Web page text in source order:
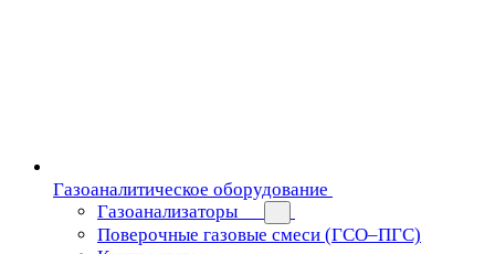
Газоаналитическое оборудование
Газоанализаторы
Поверочные газовые смеси (ГСО–ПГС)